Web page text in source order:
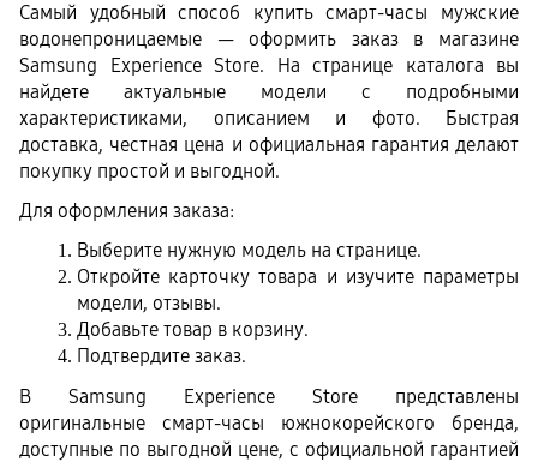
Самый удобный способ купить смарт-часы мужские
водонепроницаемые — оформить заказ в магазине
Samsung Experience Store. На странице каталога вы
найдете актуальные модели с подробными
характеристиками, описанием и фото. Быстрая
доставка, честная цена и официальная гарантия делают
покупку простой и выгодной.
Для оформления заказа:
Выберите нужную модель на странице.
Откройте карточку товара и изучите параметры
модели, отзывы.
Добавьте товар в корзину.
Подтвердите заказ.
В Samsung Experience Store представлены
оригинальные смарт-часы южнокорейского бренда,
доступные по выгодной цене, с официальной гарантией